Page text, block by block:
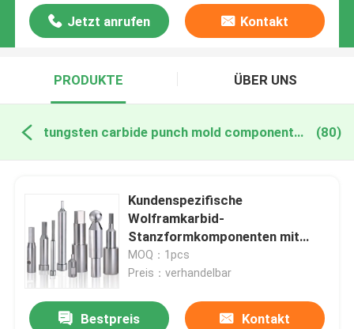
Jetzt anrufen Kontakt
PRODUKTE ÜBER UNS
tungsten carbide punch mold components online manufacture (80)
Kundenspezifische
Wolframkarbid-
Stanzformkomponenten mit
±0,001 mm Genauigkeit für
Schmiede- und
MOQ：1pcs
Preis：verhandelbar
Bestpreis Kontakt